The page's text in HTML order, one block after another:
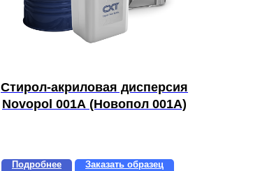
Стирол-акриловая дисперсия
Novopol 001A (Новопол 001А)
Подробнее Заказать образец